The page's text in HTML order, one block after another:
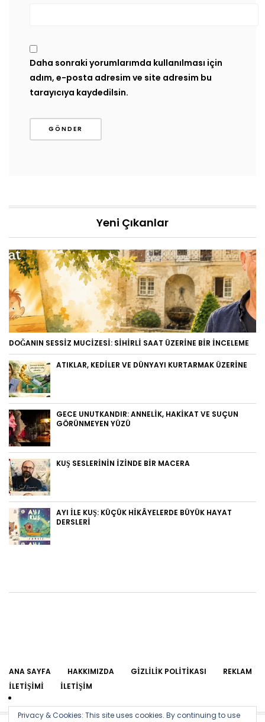
Daha sonraki yorumlarımda kullanılması için
adım, e-posta adresim ve site adresim bu
tarayıcıya kaydedilsin.
Yeni Çıkanlar
DOĞANIN SESSIZ MUCIZESI: SIHIRLI SAAT ÜZERINE BIR İNCELEME
ATIKLAR, KEDILER VE DÜNYAYI KURTARMAK ÜZERINE
GECE UNUTKANDIR: ANNELIK, HAKIKAT VE SUÇUN
GÖRÜNMEYEN YÜZÜ
KUŞ SESLERININ İZINDE BIR MACERA
AYI ILE KUŞ: KÜÇÜK HIKÂYELERDE BÜYÜK HAYAT
DERSLERI
ANA SAYFA HAKKIMIZDA GIZLILIK POLITIKASI
REKLAM
İLETIŞIMI
İLETIŞIM
Privacy & Cookies: This site uses cookies. By continuing to use